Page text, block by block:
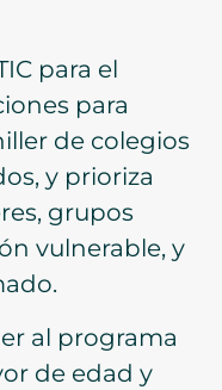
para el
para
de colegios
y prioriza
grupos
vulnerable, y
al programa
de edad y